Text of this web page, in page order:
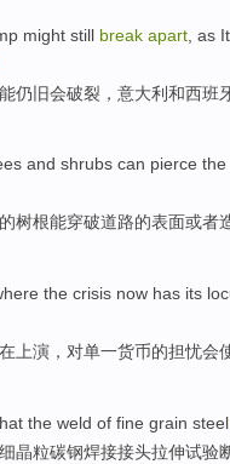
might still break apart , as
仍旧会破裂 ， 意大利和西班
and shrubs can pierce the
的树根能穿破道路的表面或者
the crisis now has its
上演，对单一货币的担忧会
the weld of fine grain steel
细晶粒碳钢焊接接头拉伸试验